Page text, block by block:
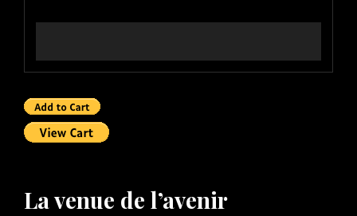
La venue de l’avenir